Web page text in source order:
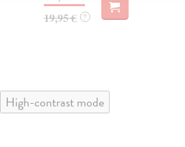
19,95 € ?
High-contrast mode